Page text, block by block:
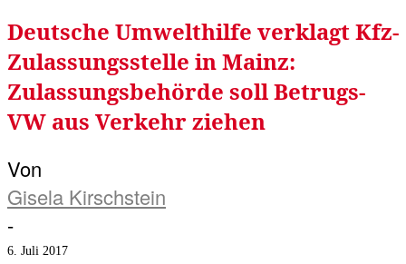
Deutsche Umwelthilfe verklagt Kfz-
Zulassungsstelle in Mainz:
Zulassungsbehörde soll Betrugs-
VW aus Verkehr ziehen
Von
Gisela Kirschstein
-
6. Juli 2017